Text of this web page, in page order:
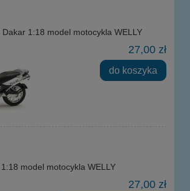
Dakar 1:18 model motocykla WELLY
27,00 zł
do koszyka
model motocykla WELLY
27,00 zł